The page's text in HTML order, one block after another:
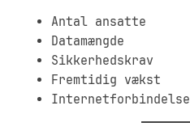
Antal ansatte
Datamængde
Sikkerhedskrav
Fremtidig vækst
Internetforbindelse